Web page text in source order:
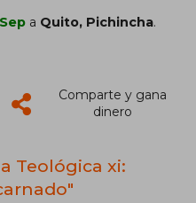
a Quito, Pichincha.
Comparte y gana
dinero
Teológica xi: